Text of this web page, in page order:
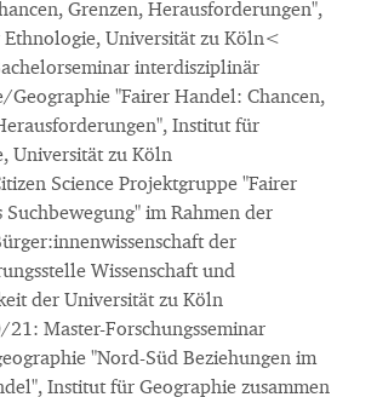
Grenzen, Herausforderungen",
Universität zu Köln<
interdisziplinär
Geographie "Fairer Handel: Chancen,
Institut für
Universität zu Köln
Science Projektgruppe "Fairer
Suchbewegung" im Rahmen der
der
Wissenschaft und
der Universität zu Köln
21: Master-Forschungsseminar
"Nord-Süd Beziehungen im
Institut für Geographie zusammen